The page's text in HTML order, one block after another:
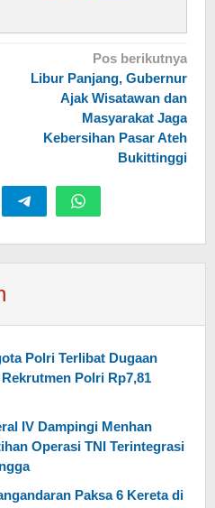
Pos berikutnya
Libur Panjang, Gubernur
Ajak Wisatawan dan
Masyarakat Jaga
Kebersihan Pasar Ateh
Bukittinggi
Polri Terlibat Dugaan
Polri Rp7,81
IV Dampingi Menhan
Operasi TNI Terintegrasi
Paksa 6 Kereta di